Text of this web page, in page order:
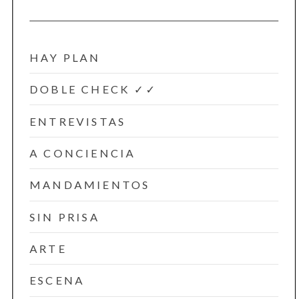
HAY PLAN
DOBLE CHECK ✓✓
ENTREVISTAS
A CONCIENCIA
MANDAMIENTOS
SIN PRISA
ARTE
ESCENA